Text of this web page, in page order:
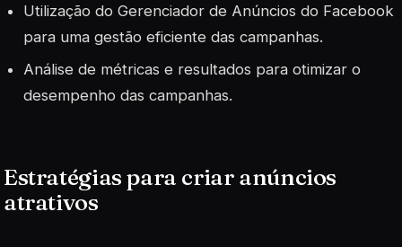
Utilização do Gerenciador de Anúncios do Facebook
para uma gestão eficiente das campanhas.
Análise de métricas e resultados para otimizar o
desempenho das campanhas.
Estratégias para criar anúncios
atrativos